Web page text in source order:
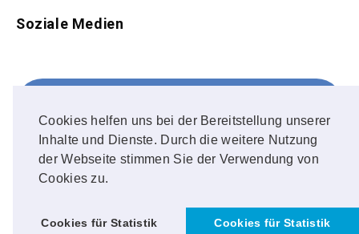
Cookies helfen uns bei der Bereitstellung unserer
Inhalte und Dienste. Durch die weitere Nutzung
der Webseite stimmen Sie der Verwendung von
Cookies zu.
Cookies für Statistik Cookies für Statistik
Soziale Medien
FOLLOW ME!
Instagram
OUR PHOTOS!